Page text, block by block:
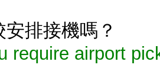
安排接機嗎？
require airport